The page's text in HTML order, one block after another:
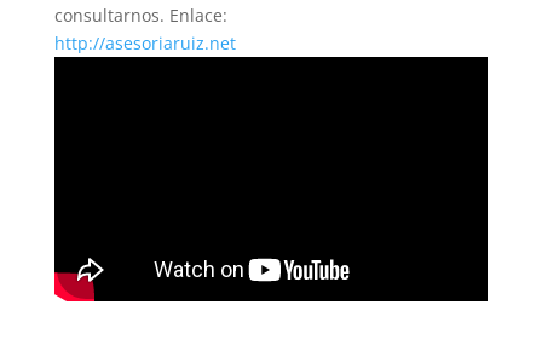
consultarnos. Enlace:
http://asesoriaruiz.net